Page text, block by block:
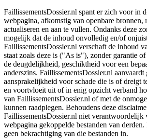
FaillissementsDossier.nl spant er zich voor in
webpagina, afkomstig van openbare bronnen,
actualiseren en aan te vullen. Ondanks deze
mogelijk dat de inhoud onvolledig en/of
FaillissementsDossier.nl verschaft de inhoud
staat zoals deze is ("As is"), zonder garantie
de deugdelijkheid, geschiktheid voor een
anderszins. FaillissementsDossier.nl aanvaardt
aansprakelijkheid voor schade die is of dreigt
en voortvloeit uit of in enig opzicht verband
van FaillissementsDossier.nl of met de
kunnen raadplegen. Behoudens deze
FaillissementsDossier.nl niet verantwoordelijk
webpagina gekoppelde bestanden van
geen bekrachtiging van die bestanden in.